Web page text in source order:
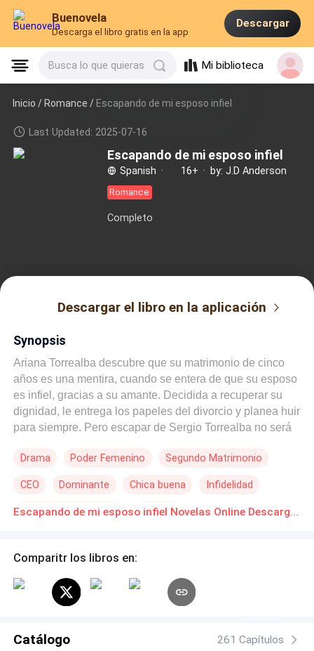
Buenovela
Descarga el libro gratis en la app
Descargar
Busca lo que quieras Mi biblioteca
Inicio /Romance / Escapando de mi esposo infiel
Last Updated: 2025-07-16
Escapando de mi esposo infiel
Spanish · 16+ · by: J.D Anderson
Romance
Completo
Descargar el libro en la aplicación
Synopsis
Ariana Torrealba descubre que su matrimonio de cinco
años es una mentira, cuando se entera de que su esposo
es infiel, gracias a su amante. Decidida a recuperar su
dignidad, le entrega los papeles del divorcio y planea huir
para siempre. Pero escapar de Sergio Torrealba no será
esconde alguien capaz de todo por no perderla. Su
deberá elegir entre rendirse a la jaula que él construyó
para ella, o arriesgarlo todo por su libertad, incluso su
Drama Poder Femenino Segundo Matrimonio
CEO Dominante Chica buena Infidelidad
Segunda Oportunidad Divorcio Escapando de mi esposo infiel Novelas Online Descarga gratuita de PDF
Comparitr los libros en:
Catálogo 261 Capítulos